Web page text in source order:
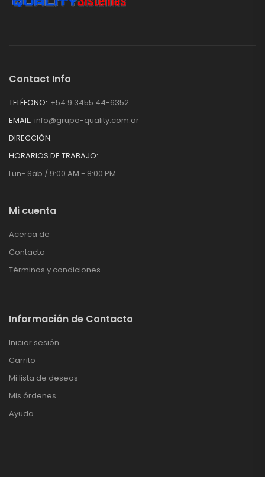
Contact Info
TELÉFONO: +54 9 3455 44-6352
EMAIL: info@grupo-quality.com.ar
DIRECCIÓN:
HORARIOS DE TRABAJO:
Lun- Sáb / 9:00 AM - 8:00 PM
Mi cuenta
Acerca de
Contacto
Términos y condiciones
Información de Contacto
Iniciar sesión
Carrito
Mi lista de deseos
Mis órdenes
Ayuda